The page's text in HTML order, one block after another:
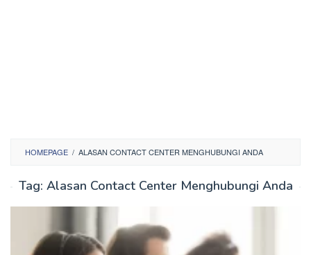
HOMEPAGE / ALASAN CONTACT CENTER MENGHUBUNGI ANDA
Tag: Alasan Contact Center Menghubungi Anda